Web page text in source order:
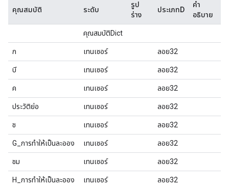
คุณสมบัติ ระดับ
รูป
ร่าง
ประเภทD
คำ
อธิบาย
คุณสมบัติDict
ก เทนเซอร์ ลอย32
บี เทนเซอร์ ลอย32
ค เทนเซอร์ ลอย32
ประวัติย่อ เทนเซอร์ ลอย32
ช เทนเซอร์ ลอย32
G_การทำให้เป็นละออง เทนเซอร์ ลอย32
ชม เทนเซอร์ ลอย32
H_การทำให้เป็นละออง เทนเซอร์ ลอย32